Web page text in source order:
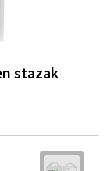
stazak